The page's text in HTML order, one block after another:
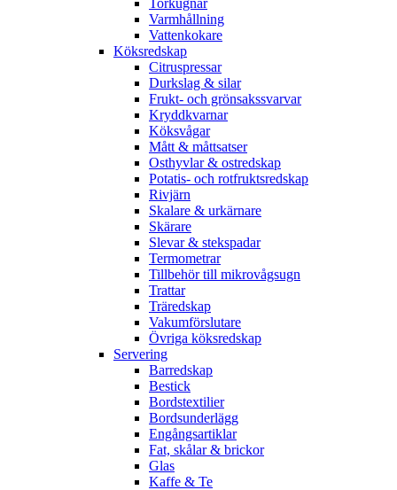
Torkugnar
Varmhållning
Vattenkokare
Köksredskap
Citruspressar
Durkslag & silar
Frukt- och grönsakssvarvar
Kryddkvarnar
Köksvågar
Mått & måttsatser
Osthyvlar & ostredskap
Potatis- och rotfruktsredskap
Rivjärn
Skalare & urkärnare
Skärare
Slevar & stekspadar
Termometrar
Tillbehör till mikrovågsugn
Trattar
Träredskap
Vakumförslutare
Övriga köksredskap
Servering
Barredskap
Bestick
Bordstextilier
Bordsunderlägg
Engångsartiklar
Fat, skålar & brickor
Glas
Kaffe & Te